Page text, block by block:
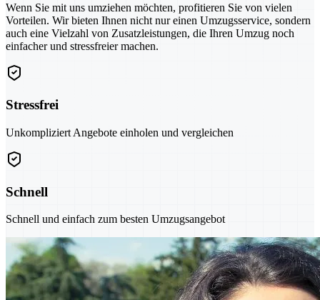
Wenn Sie mit uns umziehen möchten, profitieren Sie von vielen
Vorteilen. Wir bieten Ihnen nicht nur einen Umzugsservice, sondern
auch eine Vielzahl von Zusatzleistungen, die Ihren Umzug noch
einfacher und stressfreier machen.
Stressfrei
Unkompliziert Angebote einholen und vergleichen
Schnell
Schnell und einfach zum besten Umzugsangebot